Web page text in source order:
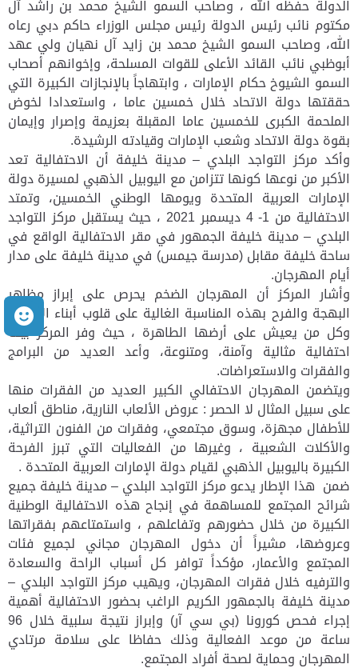
الدولة حفظه الله ، وصاحب السمو الشيخ محمد بن راشد آل
مكتوم نائب رئيس الدولة رئيس مجلس الوزراء حاكم دبي رعاه
الله، وصاحب السمو الشيخ محمد بن زايد آل نهيان ولي عهد
أبوظبي نائب القائد الأعلى للقوات المسلحة، وإخوانهم أصحاب
السمو الشيوخ حكام الإمارات ، وابتهاجاً بالإنجازات الكبيرة التي
حققتها دولة الاتحاد خلال خمسين عاما ، واستعدادا لخوض
الملحمة الكبرى للخمسين عاما المقبلة بعزيمة وإصرار وإيمان
بقوة دولة الاتحاد وشعب الإمارات وقيادته الرشيدة.
وأكد مركز التواجد البلدي – مدينة خليفة أن الاحتفالية تعد
الأكبر من نوعها كونها تتزامن مع اليوبيل الذهبي لمسيرة دولة
الإمارات العربية المتحدة ويومها الوطني الخمسين، وتمتد
الاحتفالية من 1- 4 ديسمبر 2021 ، حيث يستقبل مركز التواجد
البلدي – مدينة خليفة الجمهور في مقر الاحتفالية الواقع في
ساحة خليفة مقابل (مدرسة جيمس) في مدينة خليفة على مدار
أيام المهرجان.
وأشار المركز أن المهرجان الضخم يحرص على إبراز مظاهر
البهجة والفرح بهذه المناسبة الغالية على قلوب أبناء الإمارات
وكل من يعيش على أرضها الطاهرة ، حيث وفر المركز بيئة
احتفالية مثالية وآمنة، ومتنوعة، وأعد العديد من البرامج
والفقرات والاستعراضات.
ويتضمن المهرجان الاحتفالي الكبير العديد من الفقرات منها
على سبيل المثال لا الحصر : عروض الألعاب النارية، مناطق ألعاب
للأطفال مجهزة، وسوق مجتمعي، وفقرات من الفنون التراثية،
والأكلات الشعبية ، وغيرها من الفعاليات التي تبرز الفرحة
الكبيرة باليوبيل الذهبي لقيام دولة الإمارات العربية المتحدة .
ضمن هذا الإطار يدعو مركز التواجد البلدي – مدينة خليفة جميع
شرائح المجتمع للمساهمة في إنجاح هذه الاحتفالية الوطنية
الكبيرة من خلال حضورهم وتفاعلهم ، واستمتاعهم بفقراتها
وعروضها، مشيراً أن دخول المهرجان مجاني لجميع فئات
المجتمع والأعمار، مؤكداً توافر كل أسباب الراحة والسعادة
والترفيه خلال فقرات المهرجان، ويهيب مركز التواجد البلدي –
مدينة خليفة بالجمهور الكريم الراغب بحضور الاحتفالية أهمية
إجراء فحص كورونا (بي سي آر) وإبراز نتيجة سلبية خلال 96
ساعة من موعد الفعالية وذلك حفاظا على سلامة مرتادي
المهرجان وحماية لصحة أفراد المجتمع.